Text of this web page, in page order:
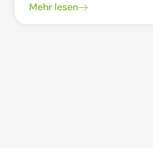
Mehr lesen